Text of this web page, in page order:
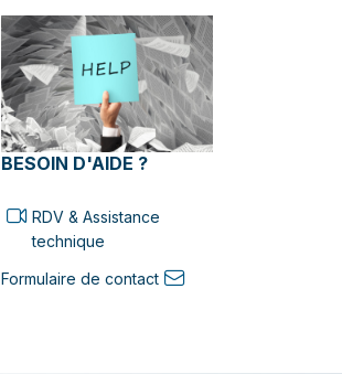
BESOIN D'AIDE ?
RDV & Assistance
technique
Formulaire de contact